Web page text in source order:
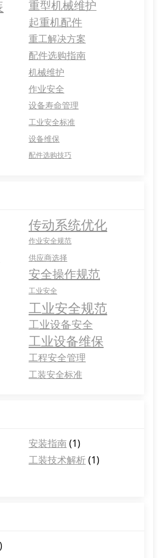
重型机械维护
起重机配件
重工解决方案
配件选购指南
机械维护
作业安全
设备寿命管理
工业安全标准
设备维保
配件选购技巧
传动系统优化
作业安全规范
供应商选择
安全操作规范
工业安全
工业安全规范
工业设备安全
工业设备维保
工程安全管理
工装安全标准
安装指南(1)
工装技术解析(1)